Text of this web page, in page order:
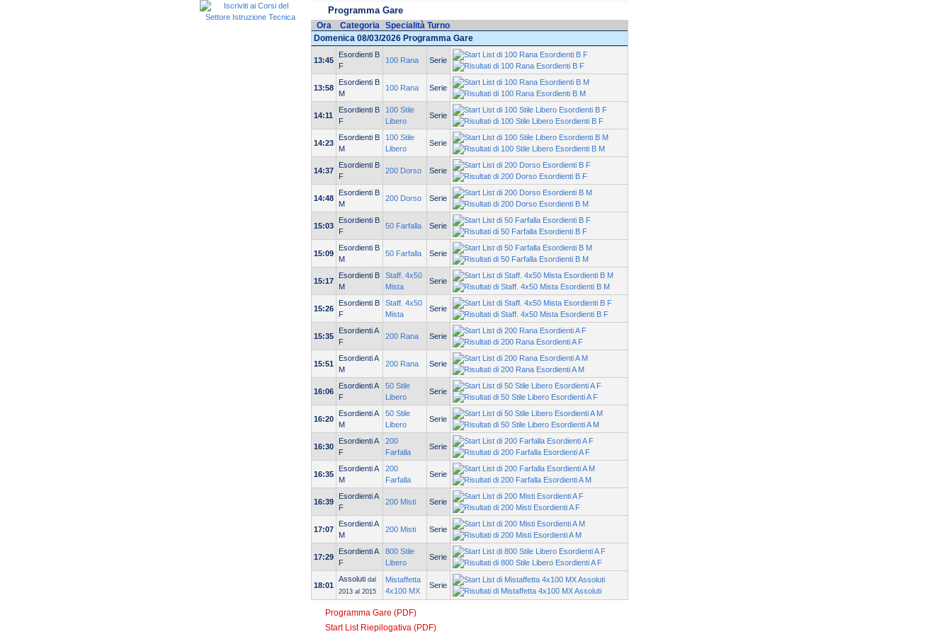
Programma Gare
Ora Categoria Specialità Turno
Domenica 08/03/2026 Programma Gare
13:45
Esordienti B
F
100 Rana Serie
13:58
Esordienti B
M
100 Rana Serie
14:11
Esordienti B
F
100 Stile
Libero
Serie
14:23
Esordienti B
M
100 Stile
Libero
Serie
14:37
Esordienti B
F
200 Dorso Serie
14:48
Esordienti B
M
200 Dorso Serie
15:03
Esordienti B
F
50 Farfalla Serie
15:09
Esordienti B
M
50 Farfalla Serie
15:17
Esordienti B
M
Staff. 4x50
Mista
Serie
15:26
Esordienti B
F
Staff. 4x50
Mista
Serie
15:35
Esordienti A
F
200 Rana Serie
15:51
Esordienti A
M
200 Rana Serie
16:06
Esordienti A
F
50 Stile
Libero
Serie
16:20
Esordienti A
M
50 Stile
Libero
Serie
16:30
Esordienti A
F
200
Farfalla
Serie
16:35
Esordienti A
M
200
Farfalla
Serie
16:39
Esordienti A
F
200 Misti Serie
17:07
Esordienti A
M
200 Misti Serie
17:29
Esordienti A
F
800 Stile
Libero
Serie
18:01
Assoluti dal
2013 al 2015
Mistaffetta
4x100 MX
Serie
Programma Gare (PDF)
Start List Riepilogativa (PDF)